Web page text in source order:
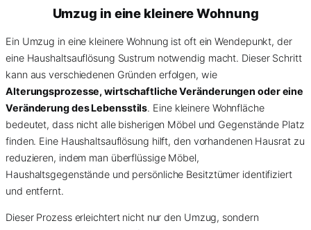
Umzug in eine kleinere Wohnung
Ein Umzug in eine kleinere Wohnung ist oft ein Wendepunkt, der
eine Haushaltsauflösung Sustrum notwendig macht. Dieser Schritt
kann aus verschiedenen Gründen erfolgen, wie
Alterungsprozesse, wirtschaftliche Veränderungen oder eine
Veränderung des Lebensstils. Eine kleinere Wohnfläche
bedeutet, dass nicht alle bisherigen Möbel und Gegenstände Platz
finden. Eine Haushaltsauflösung hilft, den vorhandenen Hausrat zu
reduzieren, indem man überflüssige Möbel,
Haushaltsgegenstände und persönliche Besitztümer identifiziert
und entfernt.
Dieser Prozess erleichtert nicht nur den Umzug, sondern